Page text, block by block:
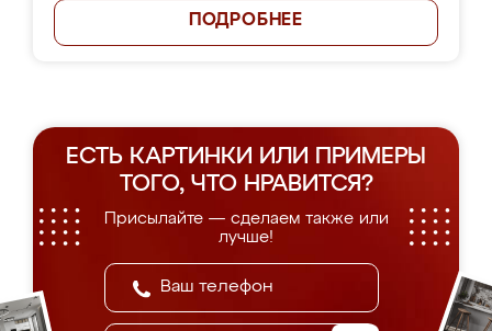
ПОДРОБНЕЕ
ЕСТЬ КАРТИНКИ ИЛИ ПРИМЕРЫ
ТОГО, ЧТО НРАВИТСЯ?
Присылайте — сделаем также или
лучше!